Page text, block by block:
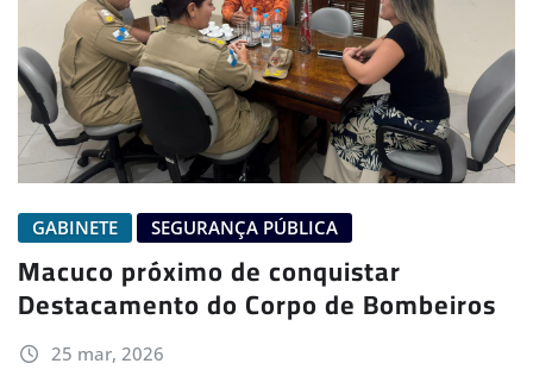
GABINETE SEGURANÇA PÚBLICA
Macuco próximo de conquistar
Destacamento do Corpo de Bombeiros
25 mar, 2026